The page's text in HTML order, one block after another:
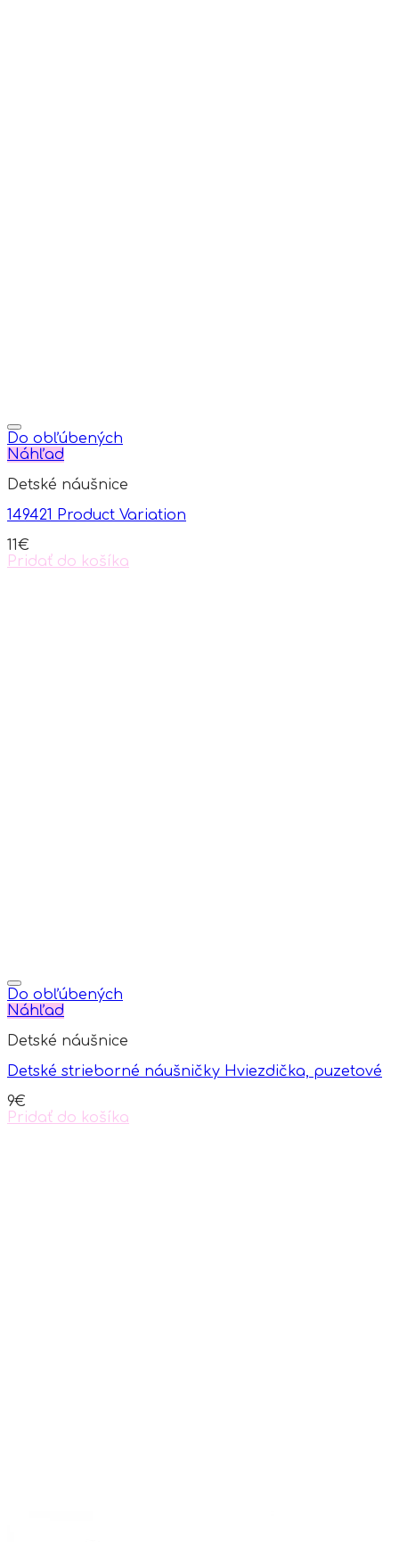
Do obľúbených
Náhľad
Detské náušnice
149421 Product Variation
11€
Pridať do košíka
Do obľúbených
Náhľad
Detské náušnice
Detské strieborné náušničky Hviezdička, puzetové
9€
Pridať do košíka